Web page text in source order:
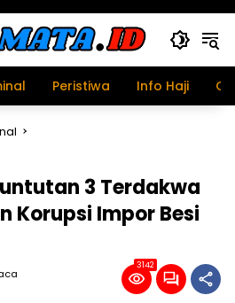
Peristiwa Info Haji
3 Terdakwa
Korupsi Impor Besi
3142